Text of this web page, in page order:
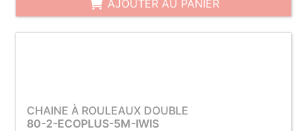
AJOUTER AU PANIER
CHAINE À ROULEAUX DOUBLE
80-2-ECOPLUS-5M-IWIS